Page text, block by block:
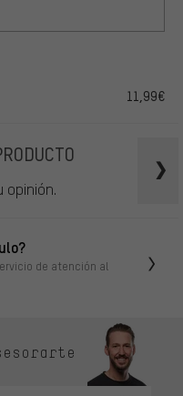
11,99€
opinión.
de atención al